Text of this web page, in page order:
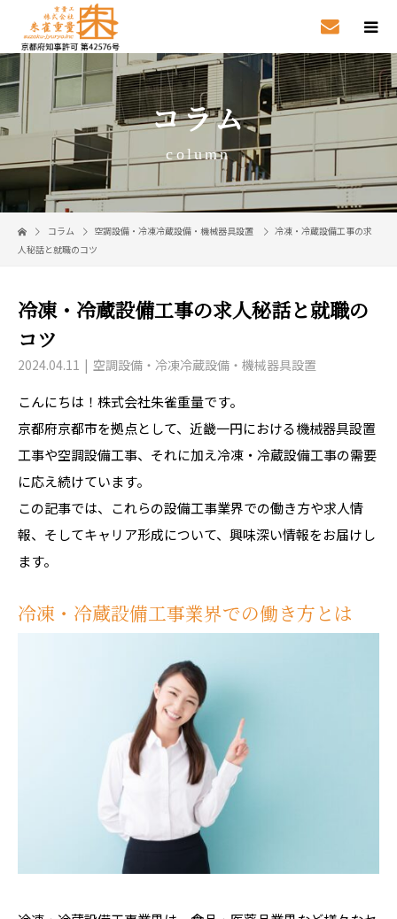
コラム
column
コラム 空調設備・冷凍冷蔵設備・機械器具設置
冷凍・冷蔵設備工事の求
人秘話と就職のコツ
冷凍・冷蔵設備工事の求人秘話と就職の
コツ
2024.04.11 空調設備・冷凍冷蔵設備・機械器具設置
こんにちは！株式会社朱雀重量です。
京都府京都市を拠点として、近畿一円における機械器具設置
工事や空調設備工事、それに加え冷凍・冷蔵設備工事の需要
に応え続けています。
この記事では、これらの設備工事業界での働き方や求人情
報、そしてキャリア形成について、興味深い情報をお届けし
ます。
冷凍・冷蔵設備工事業界での働き方とは